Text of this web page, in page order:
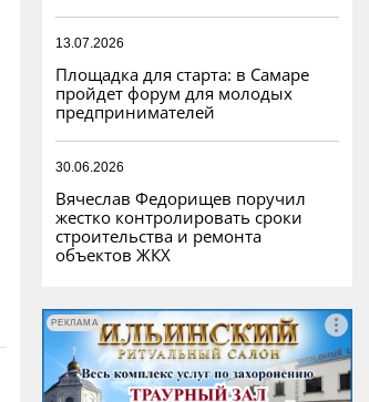
13.07.2026
Площадка для старта: в Самаре
пройдет форум для молодых
предпринимателей
30.06.2026
Вячеслав Федорищев поручил
жестко контролировать сроки
строительства и ремонта
объектов ЖКХ
РЕКЛАМА